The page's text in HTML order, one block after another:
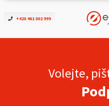
+420 461 002 999
Ověřit
ČEZNET TV
Volejte,